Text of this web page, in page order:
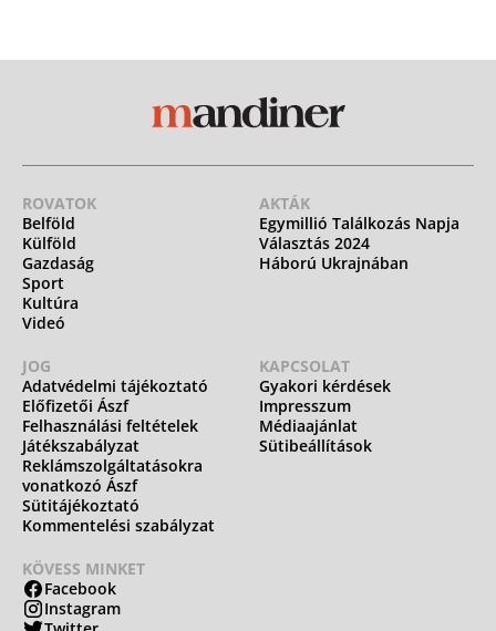
ROVATOK
Belföld
Külföld
Gazdaság
Sport
Kultúra
Videó
AKTÁK
Egymillió Találkozás Napja
Választás 2024
Háború Ukrajnában
JOG
Adatvédelmi tájékoztató
Előfizetői Ászf
Felhasználási feltételek
Játékszabályzat
Reklámszolgáltatásokra
vonatkozó Ászf
Sütitájékoztató
Kommentelési szabályzat
KAPCSOLAT
Gyakori kérdések
Impresszum
Médiaajánlat
Sütibeállítások
KÖVESS MINKET
Facebook
Instagram